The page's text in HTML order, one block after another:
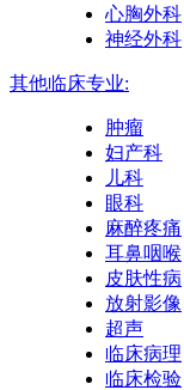
心胸外科
神经外科
其他临床专业:
肿瘤
妇产科
儿科
眼科
麻醉疼痛
耳鼻咽喉
皮肤性病
放射影像
超声
临床病理
临床检验